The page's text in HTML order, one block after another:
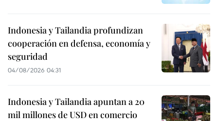
Indonesia y Tailandia profundizan
cooperación en defensa, economía y
seguridad
04/08/2026 04:31
Indonesia y Tailandia apuntan a 20
mil millones de USD en comercio